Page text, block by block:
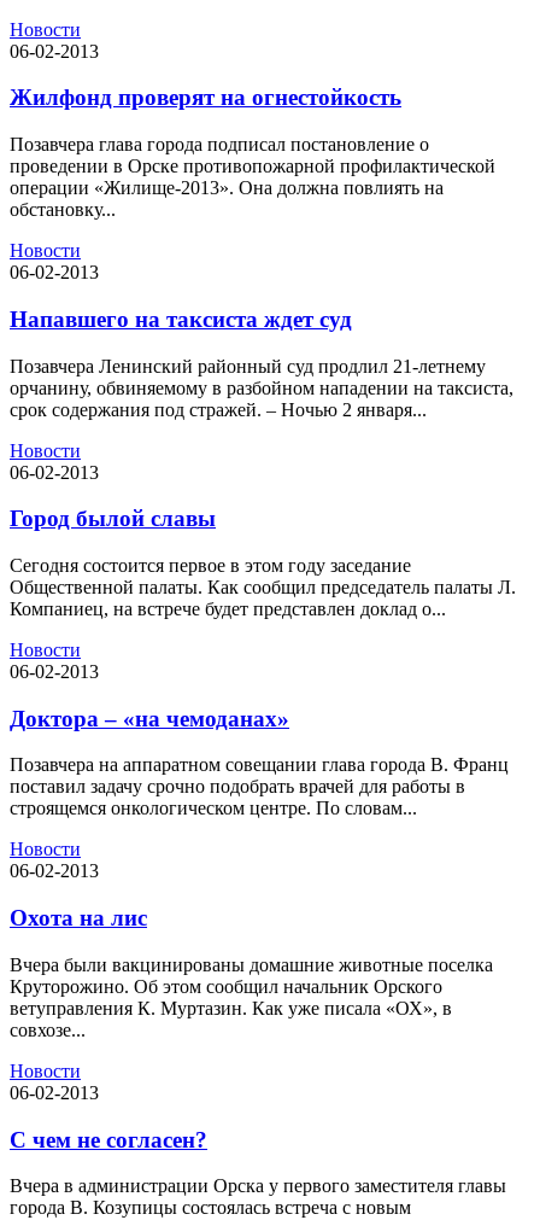
Новости
06-02-2013
Жилфонд проверят на огнестойкость
Позавчера глава города подписал постановление о
проведении в Орске противопожарной профилактической
операции «Жилище-2013». Она должна повлиять на
обстановку...
Новости
06-02-2013
Напавшего на таксиста ждет суд
Позавчера Ленинский районный суд продлил 21-летнему
орчанину, обвиняемому в разбойном нападении на таксиста,
срок содержания под стражей. – Ночью 2 января...
Новости
06-02-2013
Город былой славы
Сегодня состоится первое в этом году заседание
Общественной палаты. Как сообщил председатель палаты Л.
Компаниец, на встрече будет представлен доклад о...
Новости
06-02-2013
Доктора – «на чемоданах»
Позавчера на аппаратном совещании глава города В. Франц
поставил задачу срочно подобрать врачей для работы в
строящемся онкологическом центре. По словам...
Новости
06-02-2013
Охота на лис
Вчера были вакцинированы домашние животные поселка
Круторожино. Об этом сообщил начальник Орского
ветуправления К. Муртазин. Как уже писала «ОХ», в
совхозе...
Новости
06-02-2013
С чем не согласен?
Вчера в администрации Орска у первого заместителя главы
города В. Козупицы состоялась встреча с новым